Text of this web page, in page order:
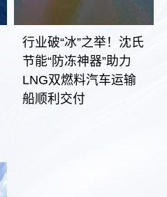
行业破“冰”之举！沈氏
节能“防冻神器”助力
LNG双燃料汽车运输
船顺利交付